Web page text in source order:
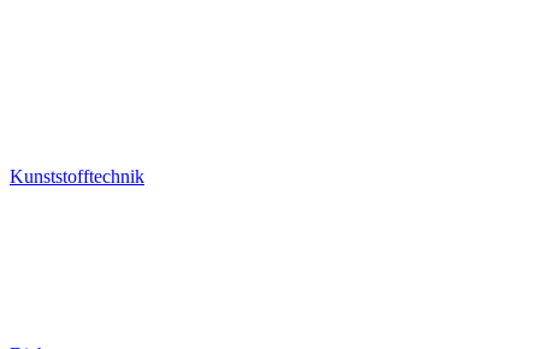
Kunststofftechnik